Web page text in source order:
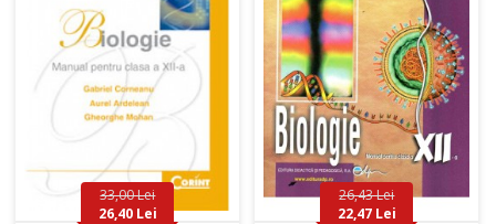
33,00 Lei
26,40 Lei
26,43 Lei
22,47 Lei